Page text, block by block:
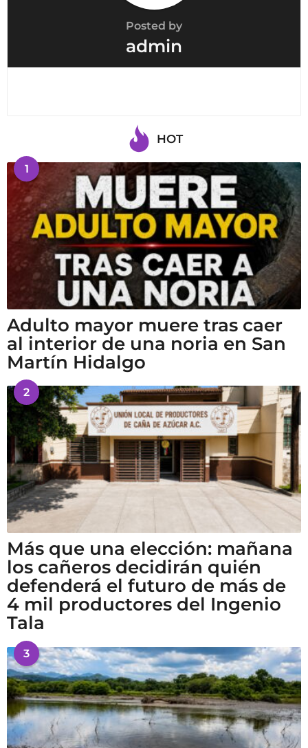
Posted by
admin
HOT
1
Adulto mayor muere tras caer
al interior de una noria en San
Martín Hidalgo
2
Más que una elección: mañana
los cañeros decidirán quién
defenderá el futuro de más de
4 mil productores del Ingenio
Tala
3